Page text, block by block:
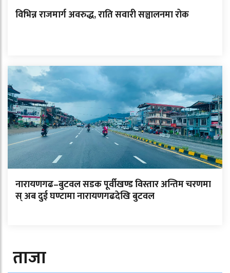
विभिन्न राजमार्ग अवरुद्ध, राति सवारी सञ्चालनमा रोक
नारायणगढ–बुटवल सडक पूर्वीखण्ड विस्तार अन्तिम चरणमा
स् अब दुई घण्टामा नारायणगढदेखि बुटवल
ताजा